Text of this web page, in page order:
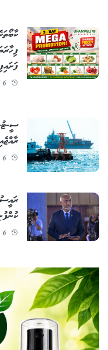
6 އޯގަސްޓު 2026 - 17:5
6 އޯގަސްޓު 2026 - 16:53
6 އޯގަސްޓު 2026 - 16:40